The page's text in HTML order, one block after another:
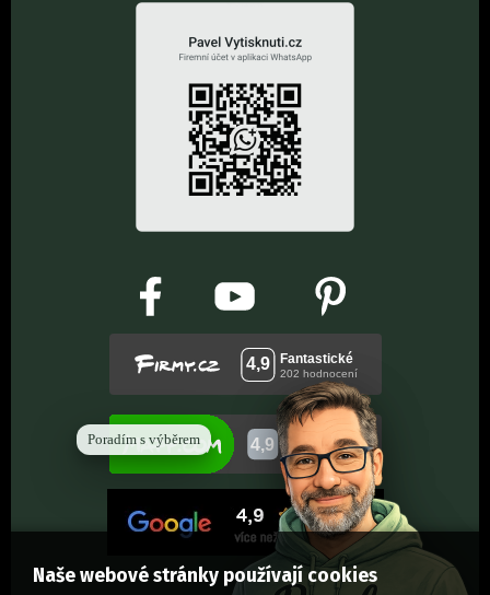
Poradím s výběrem
Naše webové stránky používají cookies